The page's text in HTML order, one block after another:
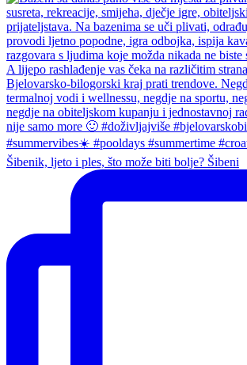
Šibenik, ljeto i ples, što može biti bolje? Šibeni